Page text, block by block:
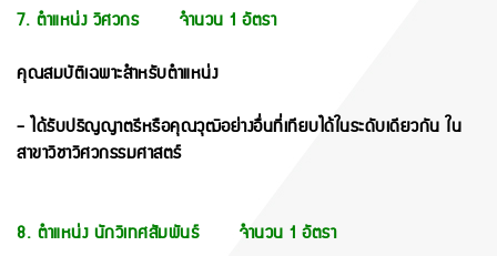
7. ตำแหน่ง วิศวกร จำนวน 1 อัตรา
คุณสมบัติเฉพาะสำหรับตำแหน่ง
- ได้รับปริญญาตรีหรือคุณวุฒิอย่างอื่นที่เทียบได้ในระดับเดียวกัน ใน
สาขาวิชาวิศวกรรมศาสตร์
8. ตำแหน่ง นักวิเทศสัมพันธ์ จำนวน 1 อัตรา